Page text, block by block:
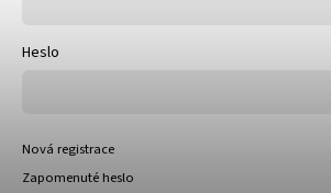
Heslo
Nová registrace
Zapomenuté heslo